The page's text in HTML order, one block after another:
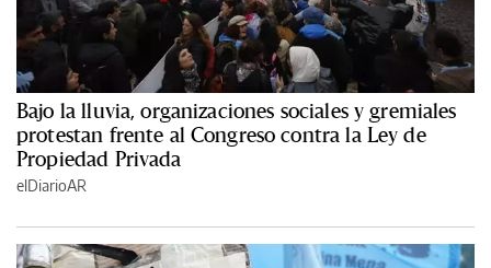
Bajo la lluvia, organizaciones sociales y gremiales
protestan frente al Congreso contra la Ley de
Propiedad Privada
elDiarioAR